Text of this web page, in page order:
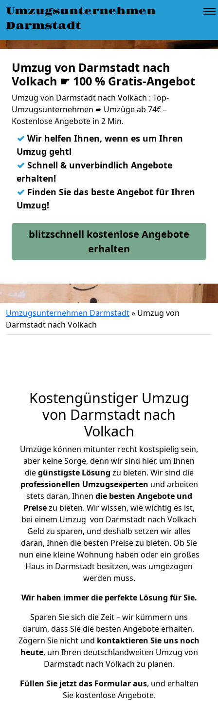
Umzugsunternehmen
Darmstadt
Umzug von Darmstadt nach
Volkach ☛ 100 % Gratis-Angebot
Umzug von Darmstadt nach Volkach : Top-
Umzugsunternehmen ➨ Umzüge ab 74€ –
Kostenlose Angebote in 2 Min.
✓ Wir helfen Ihnen, wenn es um Ihren
Umzug geht!
✓ Schnell & unverbindlich Angebote
erhalten!
✓ Finden Sie das beste Angebot für Ihren
Umzug!
blitzschnell kostenlose Angebote
erhalten
Umzugsunternehmen Darmstadt» Umzug von
Darmstadt nach Volkach
Kostengünstiger Umzug
von Darmstadt nach
Volkach
Umzüge können mitunter recht kostspielig sein,
aber keine Sorge, denn wir sind hier, um Ihnen
diegünstigste Lösung zu bieten. Wir sind die
professionellen Umzugsexperten und arbeiten
stets daran, Ihnen die besten Angebote und
Preisezu bieten. Wir wissen, wie wichtig es ist,
bei einem Umzug von Darmstadt nach Volkach
Geld zu sparen, und deshalb setzen wir alles
daran, Ihnen die besten Preise zu bieten. Ob Sie
nun eine kleine Wohnung haben oder ein großes
Haus in Darmstadt besitzen, was umgezogen
werden muss.
Wir haben immer die perfekte Lösung für Sie.
Sparen Sie sich die Zeit – wir kümmern uns
darum, dass Sie die besten Angebote erhalten.
Zögern Sie nicht und kontaktieren Sie uns noch
heute, um Ihren deutschlandweiten Umzug von
Darmstadt nach Volkach zu planen.
Füllen Sie jetzt das Formular aus, und erhalten
Sie kostenlose Angebote.